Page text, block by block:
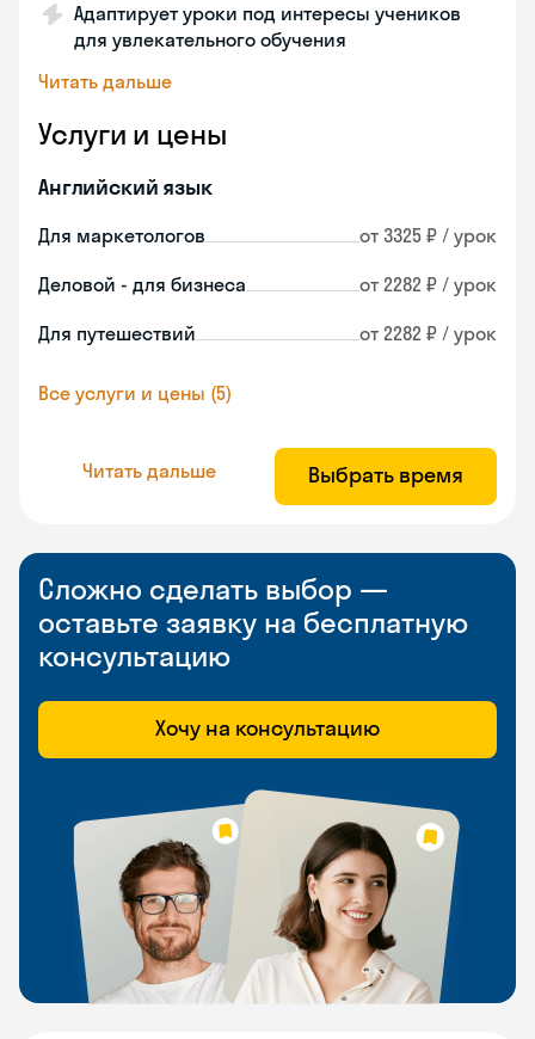
Адаптирует уроки под интересы учеников
для увлекательного обучения
Читать дальше
Услуги и цены
Английский язык
Для маркетологов от 3325 ₽ / урок
Деловой - для бизнеса от 2282 ₽ / урок
Для путешествий от 2282 ₽ / урок
Все услуги и цены (5)
Читать дальше Выбрать время
Сложно сделать выбор —
оставьте заявку на бесплатную
консультацию
Хочу на консультацию